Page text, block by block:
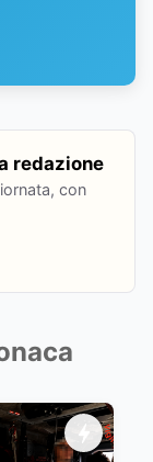
redazione
con